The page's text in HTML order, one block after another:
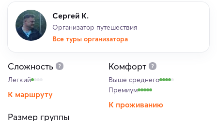
Сергей К.
Организатор путешествия
Все туры организатора
Сложность
Легкий
К маршруту
Комфорт
Выше среднего
Премиум
К проживанию
Размер группы